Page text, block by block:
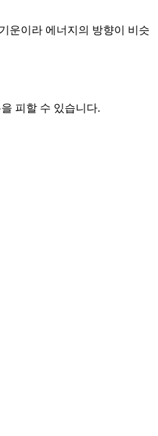
운이라 에너지의 방향이 비슷
피할 수 있습니다.